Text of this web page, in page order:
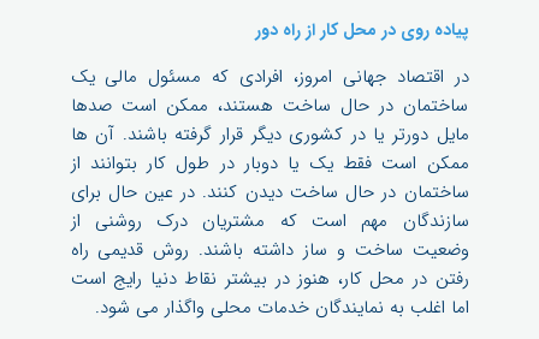
پیاده روی در محل کار از راه دور
در اقتصاد جهانی امروز، افرادی که مسئول مالی یک
ساختمان در حال ساخت هستند، ممکن است صدها
مایل دورتر یا در کشوری دیگر قرار گرفته باشند. آن ها
ممکن است فقط یک یا دوبار در طول کار بتوانند از
ساختمان در حال ساخت دیدن کنند. در عین حال برای
سازندگان مهم است که مشتریان درک روشنی از
وضعیت ساخت و ساز داشته باشند. روش قدیمی راه
رفتن در محل کار، هنوز در بیشتر نقاط دنیا رایج است
اما اغلب به نمایندگان خدمات محلی واگذار می شود.